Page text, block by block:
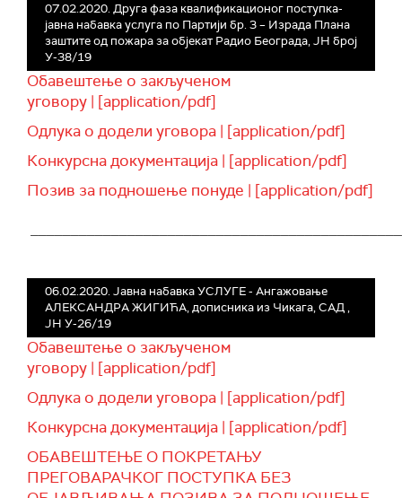
07.02.2020. Друга фаза квалификационог поступка-
јавна набавка услуга по Партији бр. 3 – Израда Плана
заштите од пожара за објекат Радио Београда, ЈН број
У-38/19
Обавештење о закљученом
уговору | [application/pdf]
Одлука о додели уговора | [application/pdf]
Конкурсна документација | [application/pdf]
Позив за подношење понуде | [application/pdf]
06.02.2020. Jавна набавка УСЛУГЕ - Ангажовање
АЛЕКСАНДРА ЖИГИЋА, дописника из Чикага, САД ,
ЈН У-26/19
Обавештење о закљученом
уговору | [application/pdf]
Одлука о додели уговора | [application/pdf]
Конкурсна документација | [application/pdf]
ОБАВЕШТЕЊЕ О ПОКРЕТАЊУ
ПРЕГОВАРАЧКОГ ПОСТУПКА БЕЗ